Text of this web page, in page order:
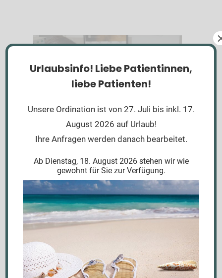
10. Januar 2018 News Haut,Ordination
Laserärztin
Dr. Daniela Url hat im September 2017 eine
Zweitordination am
Mehr erfahren
Urlaubsinfo! Liebe Patientinnen,
liebe Patienten!
Unsere Ordination ist von 27. Juli bis inkl. 17.
August 2026 auf Urlaub!
Ihre Anfragen werden danach bearbeitet.
Ab Dienstag, 18. August 2026 stehen wir wie
gewohnt für Sie zur Verfügung.